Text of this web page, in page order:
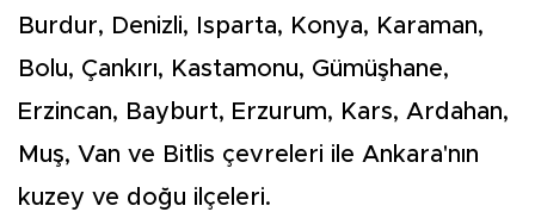
Burdur, Denizli, Isparta, Konya, Karaman,
Bolu, Çankırı, Kastamonu, Gümüşhane,
Erzincan, Bayburt, Erzurum, Kars, Ardahan,
Muş, Van ve Bitlis çevreleri ile Ankara'nın
kuzey ve doğu ilçeleri.